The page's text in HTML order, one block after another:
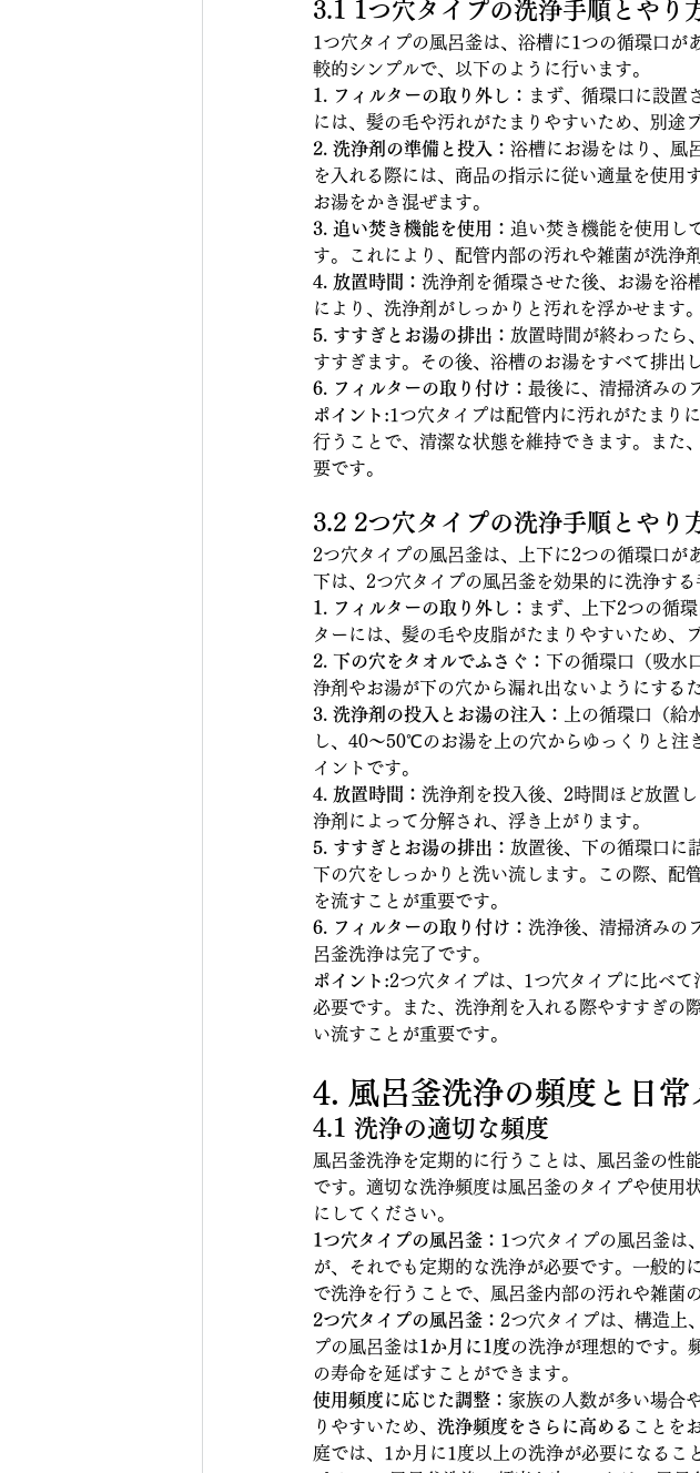
3.1 1つ穴タイプの洗浄手順とやり
1つ穴タイプの風呂釜は、浴槽に1つの循環口が
較的シンプルで、以下のように行います。
1. フィルターの取り外し： まず、循環口に設置
には、髪の毛や汚れがたまりやすいため、別途
2. 洗浄剤の準備と投入： 浴槽にお湯をはり、風
を入れる際には、商品の指示に従い適量を使用
お湯をかき混ぜます。
3. 追い焚き機能を使用： 追い焚き機能を使用し
す。これにより、配管内部の汚れや雑菌が洗浄
4. 放置時間： 洗浄剤を循環させた後、お湯を浴
により、洗浄剤がしっかりと汚れを浮かせます。
5. すすぎとお湯の排出： 放置時間が終わったら
すすぎます。その後、浴槽のお湯をすべて排出
6. フィルターの取り付け： 最後に、清掃済みの
ポイント:1つ穴タイプは配管内に汚れがたまり
行うことで、清潔な状態を維持できます。また
要です。
3.2 2つ穴タイプの洗浄手順とやり
2つ穴タイプの風呂釜は、上下に2つの循環口が
下は、2つ穴タイプの風呂釜を効果的に洗浄する
1. フィルターの取り外し： まず、上下2つの循
ターには、髪の毛や皮脂がたまりやすいため、
2. 下の穴をタオルでふさぐ： 下の循環口（吸水
浄剤やお湯が下の穴から漏れ出ないようにする
3. 洗浄剤の投入とお湯の注入：
上の循環口（給
し、40〜50℃のお湯を上の穴からゆっくりと注
イントです。
4. 放置時間： 洗浄剤を投入後、2時間ほど放置
浄剤によって分解され、浮き上がります。
5. すすぎとお湯の排出： 放置後、下の循環口に
下の穴をしっかりと洗い流します。この際、配
を流すことが重要です。
6. フィルターの取り付け： 洗浄後、清掃済みの
呂釜洗浄は完了です。
ポイント:2つ穴タイプは、1つ穴タイプに比べ
必要です。また、洗浄剤を入れる際やすすぎの
い流すことが重要です。
4. 風呂釜洗浄の頻度と日常
4.1 洗浄の適切な頻度
風呂釜洗浄を定期的に行うことは、風呂釜の性
です。適切な洗浄頻度は風呂釜のタイプや使用
にしてください。
1つ穴タイプの風呂釜： 1つ穴タイプの風呂釜は
が、それでも定期的な洗浄が必要です。一般的に
で洗浄を行うことで、風呂釜内部の汚れや雑菌
2つ穴タイプの風呂釜： 2つ穴タイプは、構造上
プの風呂釜は1か月に1度の洗浄が理想的です。
の寿命を延ばすことができます。
使用頻度に応じた調整： 家族の人数が多い場合
りやすいため、 洗浄頻度をさらに高める ことを
庭では、1か月に1度以上の洗浄が必要になるこ